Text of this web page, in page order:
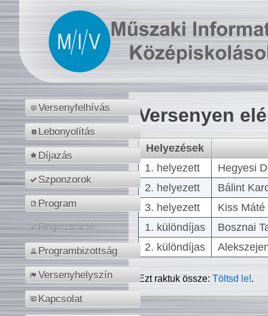
Versenyfelhívás
Lebonyolítás
Díjazás
Szponzorok
Program
Regisztráció
Programbizottság
Versenyhelyszín
Kapcsolat
Versenyen
Helyezések
1. helyezett
Hegyesi
2. helyezett
Bálint
3. helyezett
Kiss
1. különdíjas
Bosznai
2. különdíjas
Ezt raktuk össze:Töltsd le!.